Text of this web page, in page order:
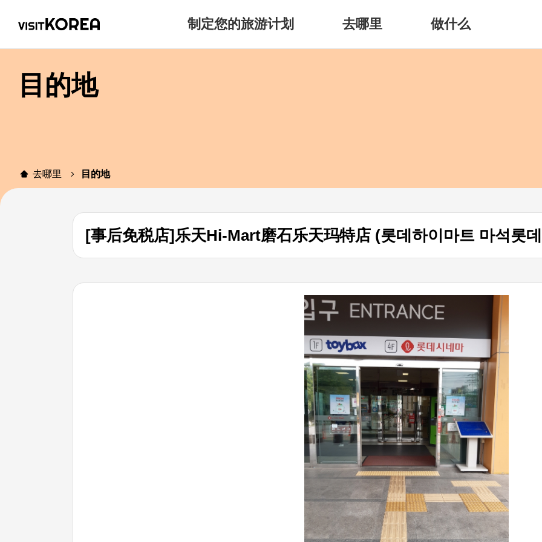
制定您的旅游计划 去哪里 做什么
目的地
去哪里 目的地
[事后免税店]乐天Hi-Mart磨石乐天玛特店 (롯데하이마트 마석롯